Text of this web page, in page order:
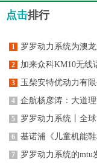
点击排行
1 罗罗动力系统为澳
2 加来众科KM10无线
3 玉柴安特优动力有
4 企航杨彦涛：大道
5 罗罗动力系统丨全
6 基诺浦《儿童机能
7 罗罗动力系统的mtu